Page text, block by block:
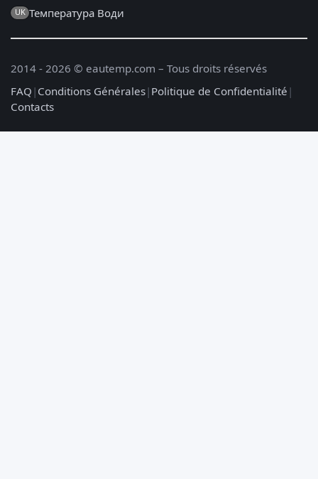
UK Температура Води
2014 - 2026 © eautemp.com – Tous droits réservés
FAQ | Conditions Générales| Politique de Confidentialité |
Contacts